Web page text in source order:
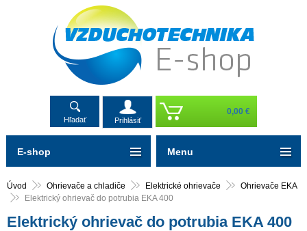
Hľadať Prihlásiť
0,00 €
Úvod Ohrievače a chladiče Elektrické ohrievače
Ohrievače EKA
Elektrický ohrievač do potrubia EKA 400
Elektrický ohrievač do potrubia EKA 400
E-shop Menu